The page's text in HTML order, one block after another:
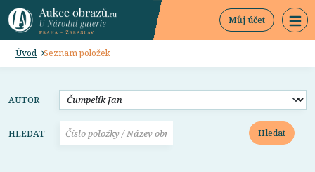
Můj účet
Úvod Seznam položek
AUTOR
HLEDAT Hledat